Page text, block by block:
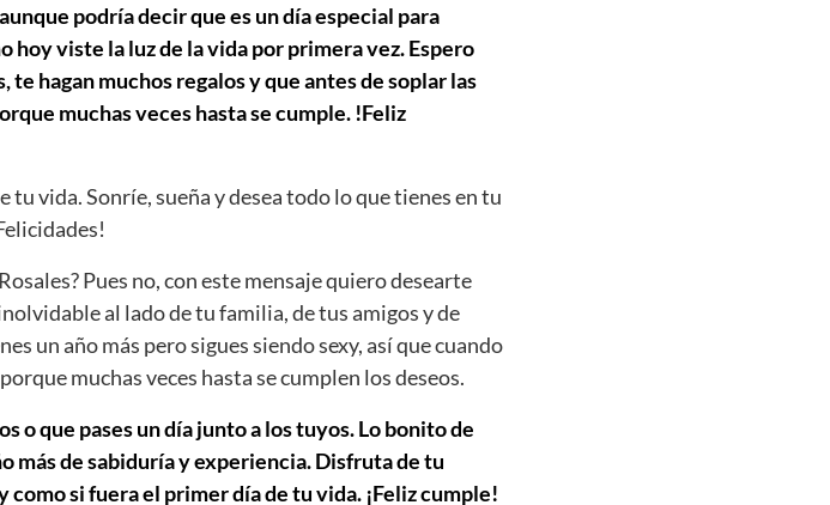
podría decir que es un día especial para
hoy viste la luz de la vida por primera vez. Espero
te hagan muchos regalos y que antes de soplar las
muchas veces hasta se cumple. !Feliz
vida. Sonríe, sueña y desea todo lo que tienes en tu
Pues no, con este mensaje quiero desearte
al lado de tu familia, de tus amigos y de
un año más pero sigues siendo sexy, así que cuando
muchas veces hasta se cumplen los deseos.
o que pases un día junto a los tuyos. Lo bonito de
más de sabiduría y experiencia. Disfruta de tu
si fuera el primer día de tu vida. ¡Feliz cumple!